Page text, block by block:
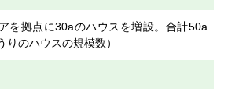
を拠点に30aのハウスを増設。合計50a
りのハウスの規模数）